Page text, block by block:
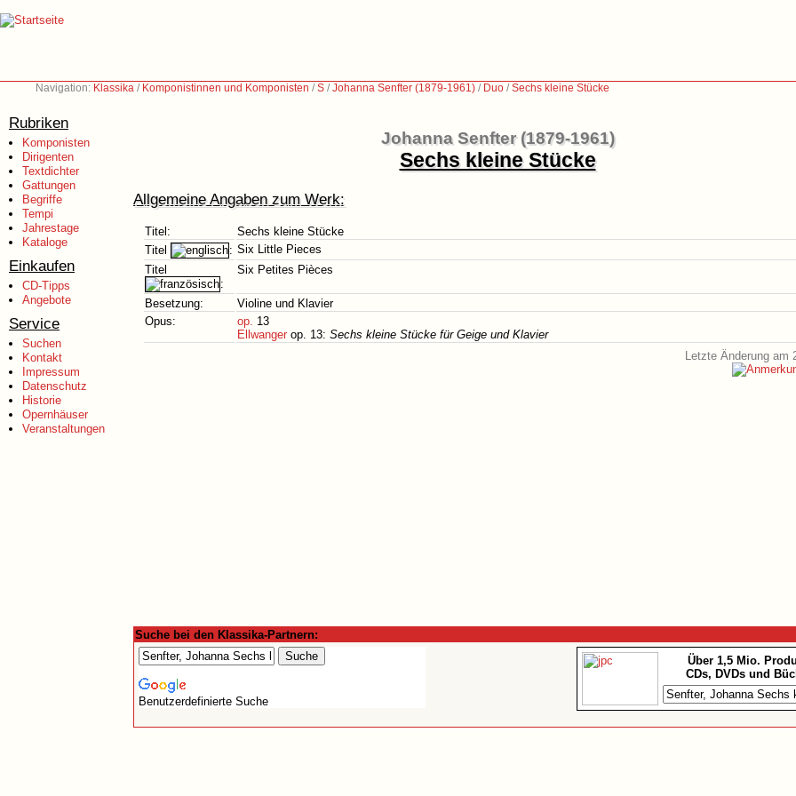
Navigation: Klassika / Komponistinnen und Komponisten /S /Johanna Senfter (1879-1961) / Duo /Sechs kleine Stücke
Rubriken
Komponisten
Dirigenten
Textdichter
Gattungen
Begriffe
Tempi
Jahrestage
Kataloge
Einkaufen
CD-Tipps
Angebote
Service
Suchen
Kontakt
Impressum
Datenschutz
Historie
Opernhäuser
Veranstaltungen
Johanna Senfter (1879-1961)
Sechs kleine Stücke
Allgemeine Angaben zum Werk:
Titel:
Sechs kleine Stücke
Titel
: Six Little Pieces
Titel
:
Six Petites Pièces
Besetzung:
Violine und Klavier
Opus:
op. 13
Ellwanger op. 13: Sechs kleine Stücke für Geige und Klavier
Letzte Änderung am
Suche bei den Klassika-Partnern:
Benutzerdefinierte Suche
Über 1,5 Mio.
CDs, DVDs und